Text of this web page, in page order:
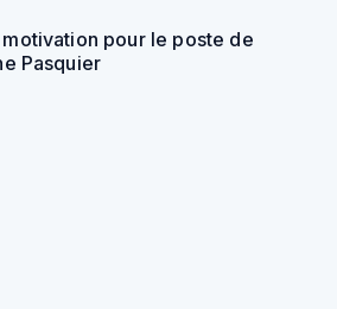
pour le poste de
Pasquier